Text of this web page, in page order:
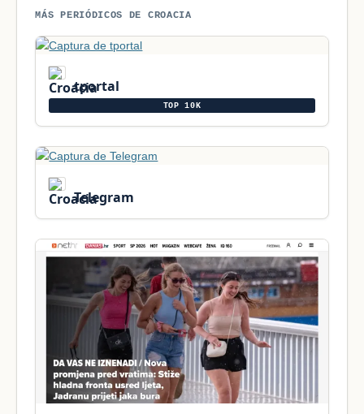
MÁS PERIÓDICOS DE CROACIA
tportal
TOP 10K
Telegram